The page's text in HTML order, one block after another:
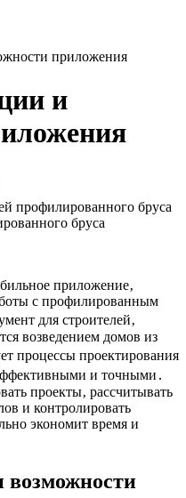
приложения
и
профилированного бруса
бруса
приложение‚
с профилированным
для строителей‚
возведением домов из
процессы проектирования
и точными․
проекты‚ рассчитывать
и контролировать
экономит время и